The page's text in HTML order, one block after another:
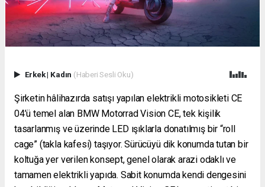
Erkek| Kadın (Haberi Sesli Oku)
Şirketin hâlihazırda satışı yapılan elektrikli motosikleti CE
04’ü temel alan BMW Motorrad Vision CE, tek kişilik
tasarlanmış ve üzerinde LED ışıklarla donatılmış bir “roll
cage” (takla kafesi) taşıyor. Sürücüyü dik konumda tutan bir
koltuğa yer verilen konsept, genel olarak arazi odaklı ve
tamamen elektrikli yapıda. Sabit konumda kendi dengesini